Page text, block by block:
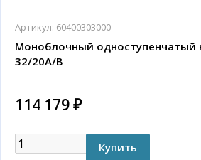
Артикул: 60400303000
Моноблочный одноступенчатый
32/20A/B
114 179 ₽